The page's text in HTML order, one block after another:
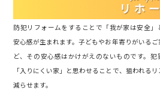
防犯リフォームをすることで「我が家は安全」
安心感が生まれます。子どもやお年寄りがいるご
ど、その安心感はかけがえのないものです。犯
「入りにくい家」と思わせることで、狙われるリ
減らせます。